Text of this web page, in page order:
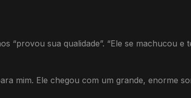
“provou sua qualidade”. “Ele se machucou e
mim. Ele chegou com um grande, enorme